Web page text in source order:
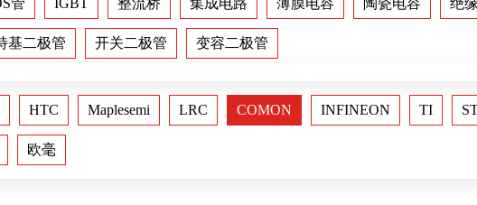
管 IGBT 整流桥 集成电路 薄膜电容 陶瓷电容 绝
基二极管 开关二极管 变容二极管
HTC Maplesemi LRC COMON INFINEON TI
欧毫